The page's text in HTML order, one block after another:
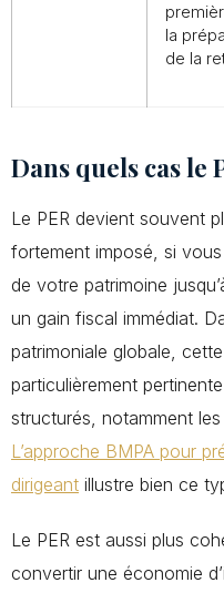
la
de la
Dans quels cas le
Le PER devient souvent
fortement imposé, si
de votre patrimoine
un gain fiscal immédiat.
patrimoniale globale,
particulièrement
structurés, notamment
L’approche BMPA pour
dirigeant illustre bien ce
Le PER est aussi plus
convertir une économie